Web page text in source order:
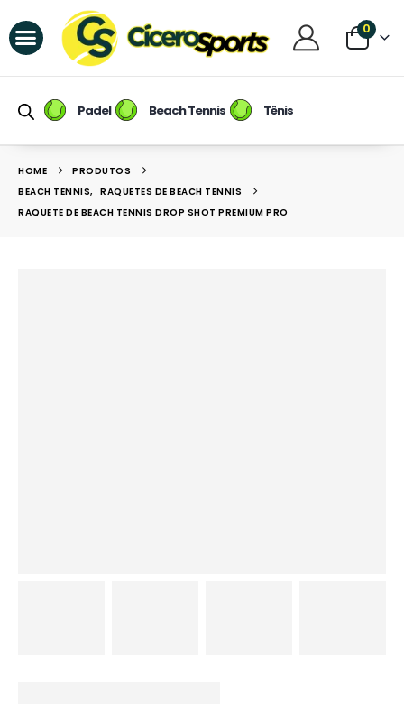
0
Padel Beach Tennis Tênis
HOME
PRODUTOS
BEACH TENNIS, RAQUETES DE BEACH TENNIS
RAQUETE DE BEACH TENNIS DROP SHOT PREMIUM PRO